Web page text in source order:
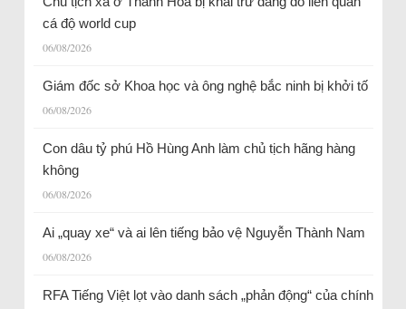
cá độ world cup
06/08/2026
Giám đốc sở Khoa học và ông nghệ bắc ninh bị khởi tố
06/08/2026
Con dâu tỷ phú Hồ Hùng Anh làm chủ tịch hãng hàng
không
06/08/2026
Ai „quay xe“ và ai lên tiếng bảo vệ Nguyễn Thành Nam
06/08/2026
RFA Tiếng Việt lọt vào danh sách „phản động“ của chính